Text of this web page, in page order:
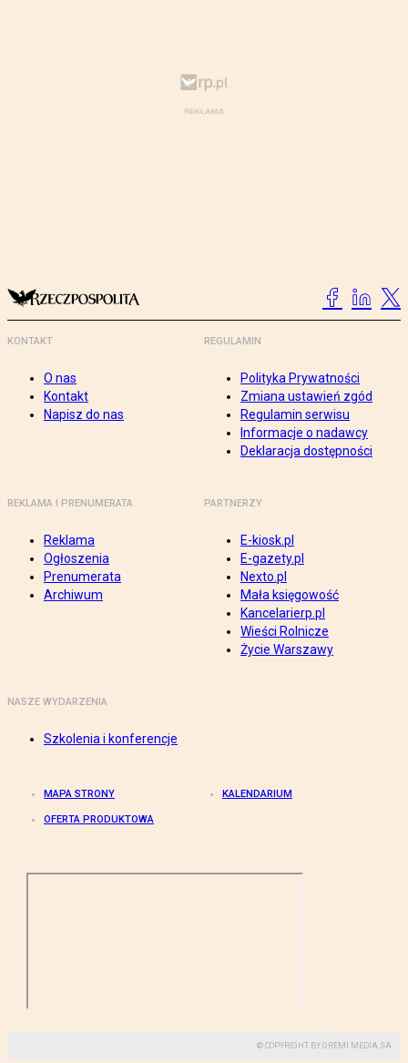
KONTAKT
O nas
Kontakt
Napisz do nas
REGULAMIN
Polityka Prywatności
Zmiana ustawień zgód
Regulamin serwisu
Informacje o nadawcy
Deklaracja dostępności
REKLAMA I PRENUMERATA
Reklama
Ogłoszenia
Prenumerata
Archiwum
PARTNERZY
E-kiosk.pl
E-gazety.pl
Nexto.pl
Mała księgowość
Kancelarierp.pl
Wieści Rolnicze
Życie Warszawy
NASZE WYDARZENIA
Szkolenia i konferencje
MAPA STRONY KALENDARIUM
OFERTA PRODUKTOWA
© COPYRIGHT BY GREMI MEDIA SA